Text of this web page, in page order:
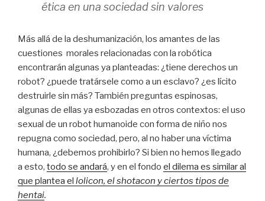
ética en una sociedad sin valores
Más allá de la deshumanización, los amantes de las
cuestiones morales relacionadas con la robótica
encontrarán algunas ya planteadas: ¿tiene derechos un
robot? ¿puede tratársele como a un esclavo? ¿es lícito
destruirle sin más? También preguntas espinosas,
algunas de ellas ya esbozadas en otros contextos: el uso
sexual de un robot humanoide con forma de niño nos
repugna como sociedad, pero, al no haber una víctima
humana, ¿debemos prohibirlo? Si bien no hemos llegado
a esto, todo se andará, y en el fondo el dilema es similar al
que plantea el lolicon, el shotacon y ciertos tipos de
hentai.